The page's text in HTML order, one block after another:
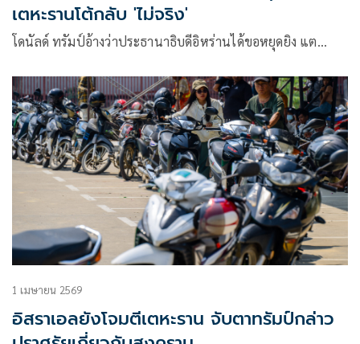
เตหะรานโต้กลับ 'ไม่จริง'
โดนัลด์ ทรัมป์อ้างว่าประธานาธิบดีอิหร่านได้ขอหยุดยิง แต…
1 เมษายน 2569
อิสราเอลยังโจมตีเตหะราน จับตาทรัมป์กล่าว